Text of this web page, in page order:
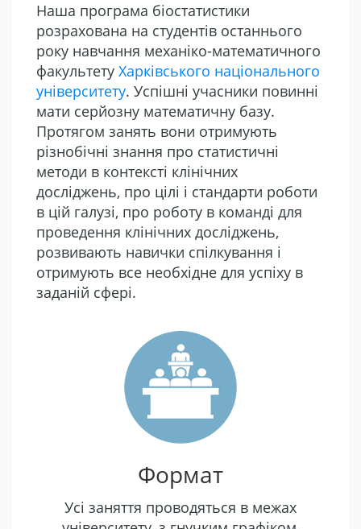
Наша програма біостатистики
розрахована на студентів останнього
року навчання механіко-математичного
факультету Харківського національного
університету. Успішні учасники повинні
мати серйозну математичну базу.
Протягом занять вони отримують
різнобічні знання про статистичні
методи в контексті клінічних
досліджень, про цілі і стандарти роботи
в цій галузі, про роботу в команді для
проведення клінічних досліджень,
розвивають навички спілкування і
отримують все необхідне для успіху в
заданій сфері.
Формат
Усі заняття проводяться в межах